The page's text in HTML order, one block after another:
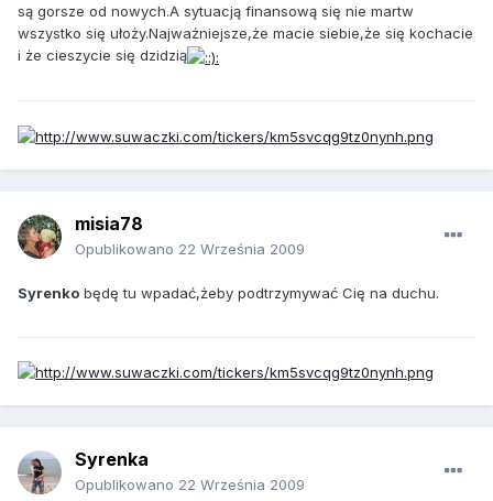
są gorsze od nowych.A sytuacją finansową się nie martw
wszystko się ułoży.Najważniejsze,że macie siebie,że się kochacie
i że cieszycie się dzidzią
misia78
Opublikowano 22 Września 2009
Syrenko będę tu wpadać,żeby podtrzymywać Cię na duchu.
Syrenka
Opublikowano 22 Września 2009